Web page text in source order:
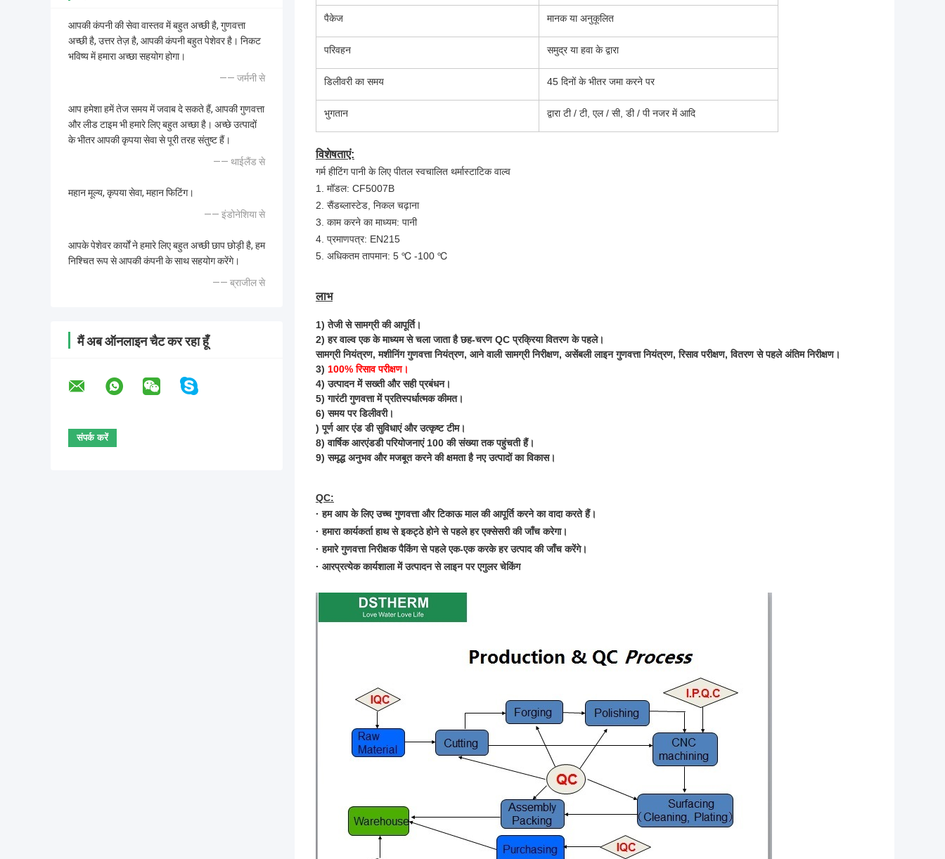
आपकी कंपनी की सेवा वास्तव में बहुत अच्छी है, गुणवत्ता
अच्छी है, उत्तर तेज़ है, आपकी कंपनी बहुत पेशेवर है। निकट
भविष्य में हमारा अच्छा सहयोग होगा।
—— जर्मनी से
आप हमेशा हमें तेज समय में जवाब दे सकते हैं, आपकी गुणवत्ता
और लीड टाइम भी हमारे लिए बहुत अच्छा है। अच्छे उत्पादों
के भीतर आपकी कृपया सेवा से पूरी तरह संतुष्ट हैं।
—— थाईलैंड से
महान मूल्य, कृपया सेवा, महान फिटिंग।
—— इंडोनेशिया से
आपके पेशेवर कार्यों ने हमारे लिए बहुत अच्छी छाप छोड़ी है, हम
निश्चित रूप से आपकी कंपनी के साथ सहयोग करेंगे।
—— ब्राजील से
मैं अब ऑनलाइन चैट कर रहा हूँ
पैकेज मानक या अनुकूलित
परिवहन समुद्र या हवा के द्वारा
डिलीवरी का समय 45 दिनों के भीतर जमा करने पर
भुगतान द्वारा टी / टी, एल / सी, डी / पी नजर में आदि
विशेषताएं:
गर्म हीटिंग पानी के लिए पीतल स्वचालित थर्मास्टाटिक वाल्व
1. मॉडल: CF5007B
2. सैंडब्लास्टेड, निकल चढ़ाना
3. काम करने का माध्यम: पानी
4. प्रमाणपत्र: EN215
5. अधिकतम तापमान: 5 ℃ -100 ℃
लाभ
1)तेजी से सामग्री की आपूर्ति।
2) हर वाल्व एक के माध्यम से चला जाता हैछह-चरण QC प्रक्रियावितरण के पहले।
सामग्री नियंत्रण, मशीनिंग गुणवत्ता नियंत्रण, आने वाली सामग्री निरीक्षण, असेंबली लाइन गुणवत्ता नियंत्रण, रिसाव परीक्षण, वितरण से पहले अंतिम निरीक्षण।
3) 100% रिसाव परीक्षण।
4) उत्पादन में सख्ती और सही प्रबंधन।
5)गारंटी गुणवत्तामेंप्रतिस्पर्धात्मक कीमत।
6)समय पर डिलीवरी।
) पूर्णआर एंड डीसुविधाएं और उत्कृष्ट टीम।
8) वार्षिक आरएंडडी परियोजनाएं 100 की संख्या तक पहुंचती हैं।
9) समृद्ध अनुभव और मजबूत करने की क्षमता हैनए उत्पादों का विकास।
QC:
·हम आप के लिए उच्च गुणवत्ता और टिकाऊ माल की आपूर्ति करने का वादा करते हैं।
·हमारा कार्यकर्ता हाथ से इकट्ठे होने से पहले हर एक्सेसरी की जाँच करेगा।
·हमारे गुणवत्ता निरीक्षक पैकिंग से पहले एक-एक करके हर उत्पाद की जाँच करेंगे।
· आरप्रत्येक कार्यशाला में उत्पादन से लाइन पर एगुलर चेकिंग